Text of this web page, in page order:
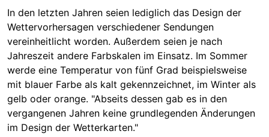
In den letzten Jahren seien lediglich das Design der
Wettervorhersagen verschiedener Sendungen
vereinheitlicht worden. Außerdem seien je nach
Jahreszeit andere Farbskalen im Einsatz. Im Sommer
werde eine Temperatur von fünf Grad beispielsweise
mit blauer Farbe als kalt gekennzeichnet, im Winter als
gelb oder orange. "Abseits dessen gab es in den
vergangenen Jahren keine grundlegenden Änderungen
im Design der Wetterkarten."